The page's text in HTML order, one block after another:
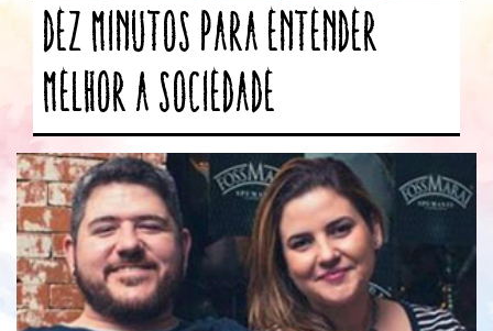
Dez minutos para entender
melhor a sociedade